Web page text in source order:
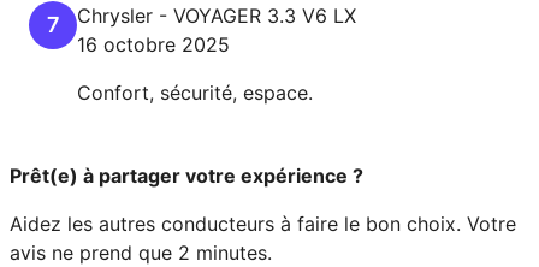
7 Chrysler - VOYAGER 3.3 V6 LX
16 octobre 2025
Confort, sécurité, espace.
Prêt(e) à partager votre expérience ?
Aidez les autres conducteurs à faire le bon choix. Votre
avis ne prend que 2 minutes.